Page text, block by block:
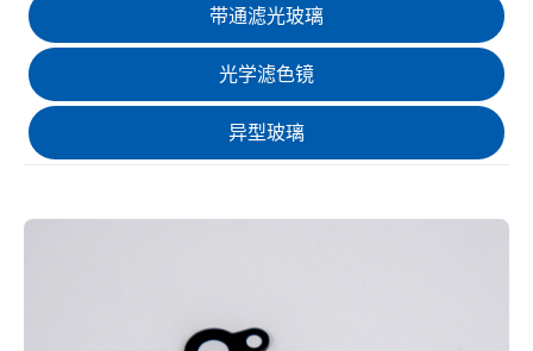
带通滤光玻璃
光学滤色镜
异型玻璃